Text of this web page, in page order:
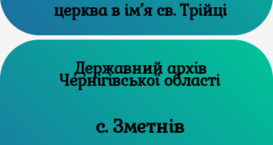
церква в ім’я св. Трійці
Державний архів
Чернігівської області
с. Зметнів